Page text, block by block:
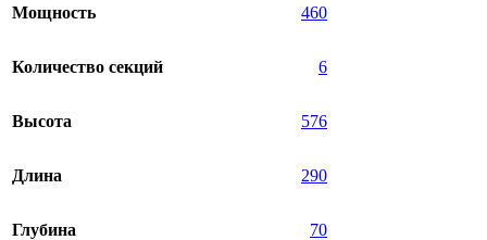
Мощность
460
Количество секций 6
Высота 576
Длина 290
Глубина 70